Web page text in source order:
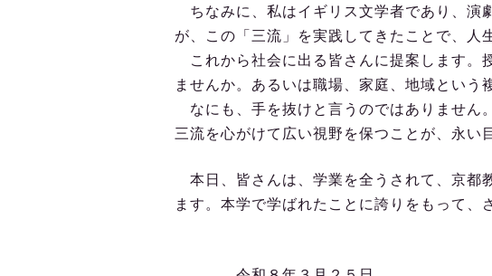
ちなみに、私はイギリス文学者であり、演
が、この「三流」を実践してきたことで、人
これから社会に出る皆さんに提案します。
ませんか。あるいは職場、家庭、地域という
なにも、手を抜けと言うのではありません
三流を心がけて広い視野を保つことが、永い
本日、皆さんは、学業を全うされて、京都
ます。本学で学ばれたことに誇りをもって、